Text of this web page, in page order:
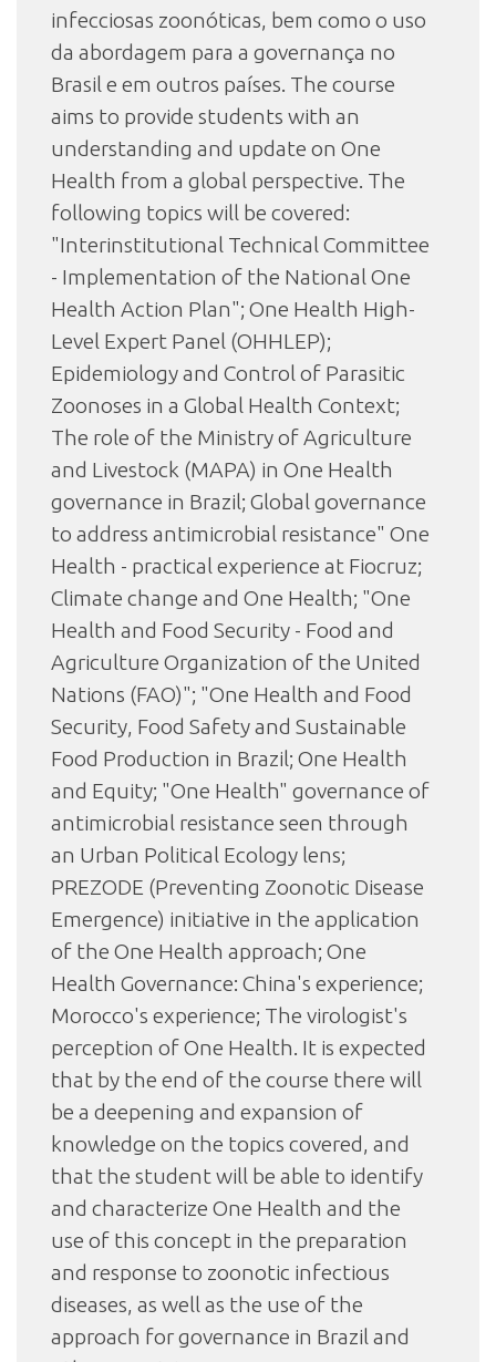
infecciosas zoonóticas, bem como o uso
da abordagem para a governança no
Brasil e em outros países. The course
aims to provide students with an
understanding and update on One
Health from a global perspective. The
following topics will be covered:
"Interinstitutional Technical Committee
- Implementation of the National One
Health Action Plan"; One Health High-
Level Expert Panel (OHHLEP);
Epidemiology and Control of Parasitic
Zoonoses in a Global Health Context;
The role of the Ministry of Agriculture
and Livestock (MAPA) in One Health
governance in Brazil; Global governance
to address antimicrobial resistance" One
Health - practical experience at Fiocruz;
Climate change and One Health; "One
Health and Food Security - Food and
Agriculture Organization of the United
Nations (FAO)"; "One Health and Food
Security, Food Safety and Sustainable
Food Production in Brazil; One Health
and Equity; "One Health" governance of
antimicrobial resistance seen through
an Urban Political Ecology lens;
PREZODE (Preventing Zoonotic Disease
Emergence) initiative in the application
of the One Health approach; One
Health Governance: China's experience;
Morocco's experience; The virologist's
perception of One Health. It is expected
that by the end of the course there will
be a deepening and expansion of
knowledge on the topics covered, and
that the student will be able to identify
and characterize One Health and the
use of this concept in the preparation
and response to zoonotic infectious
diseases, as well as the use of the
approach for governance in Brazil and